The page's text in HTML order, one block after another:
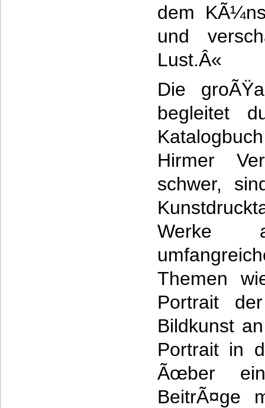
dem
und
Lust.Â«
Die
begleitet
Hirmer
schwer,
Werke
Themen
Portrait
Bildkunst
Portrait in
Ãœber
BeitrÃ¤ge